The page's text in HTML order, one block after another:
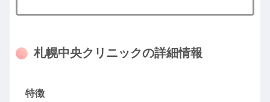
札幌中央クリニックの詳細情報
特徴